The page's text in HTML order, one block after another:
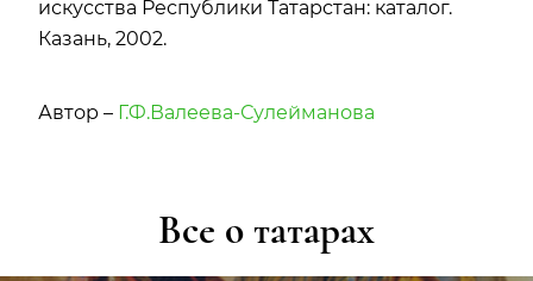
искусства Республики Татарстан: каталог.
Казань, 2002.
Автор – Г.Ф.Валеева-Сулейманова
Все о татарах